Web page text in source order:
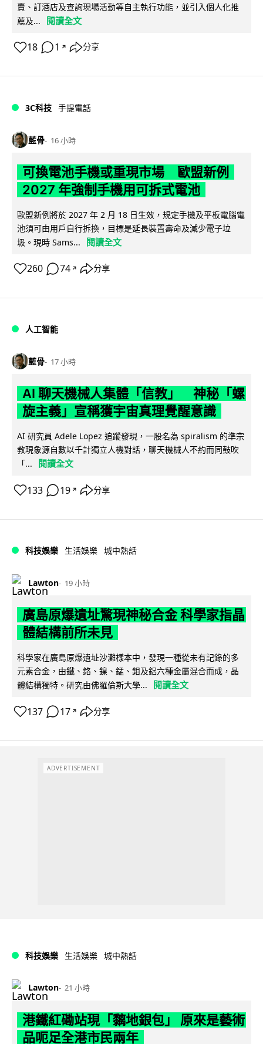
賣、訂酒店及查詢現場活動等自主執行功能，並引入個人化推
薦及...
閱讀全文
18 1 ↗ 分享
3C科技 手提電話
藍骨 16 小時
可換電池手機或重現市場 歐盟新例
2027 年強制手機用可拆式電池
歐盟新例將於 2027 年 2 月 18 日生效，規定手機及平板電腦電
池須可由用戶自行拆換，目標是延長裝置壽命及減少電子垃
圾。現時 Sams...
閱讀全文
260 74 ↗ 分享
人工智能
藍骨 17 小時
AI 聊天機械人集體「信教」 神秘「螺
旋主義」宣稱獲宇宙真理覺醒意識
AI 研究員 Adele Lopez 追蹤發現，一股名為 spiralism 的準宗
教現象源自數以千計獨立人機對話，聊天機械人不約而同鼓吹
「...
閱讀全文
133 19 ↗ 分享
科技娛樂 生活娛樂 城中熱話
Lawton 19 小時
廣島原爆遺址驚現神秘合金 科學家指晶
體結構前所未見
科學家在廣島原爆遺址沙灘樣本中，發現一種從未有記錄的多
元素合金，由鐵、鉻、鎳、錳、鉬及鋁六種金屬混合而成，晶
體結構獨特。研究由佛羅倫斯大學...
閱讀全文
137 17 ↗ 分享
ADVERTISEMENT
科技娛樂 生活娛樂 城中熱話
Lawton 21 小時
港鐵紅磡站現「黐地銀包」 原來是藝術
品呃足全港市民兩年